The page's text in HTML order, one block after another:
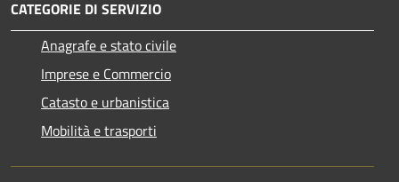
CATEGORIE DI SERVIZIO
Anagrafe e stato civile
Imprese e Commercio
Catasto e urbanistica
Mobilità e trasporti